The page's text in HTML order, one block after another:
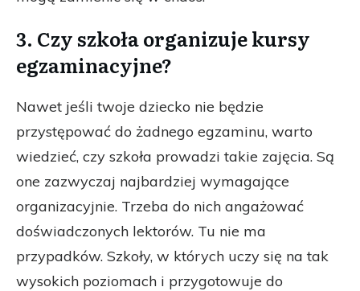
3. Czy szkoła organizuje kursy
egzaminacyjne?
Nawet jeśli twoje dziecko nie będzie
przystępować do żadnego egzaminu, warto
wiedzieć, czy szkoła prowadzi takie zajęcia. Są
one zazwyczaj najbardziej wymagające
organizacyjnie. Trzeba do nich angażować
doświadczonych lektorów. Tu nie ma
przypadków. Szkoły, w których uczy się na tak
wysokich poziomach i przygotowuje do